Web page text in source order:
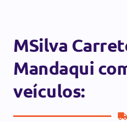
MSilva
Mandaqui
veículos: